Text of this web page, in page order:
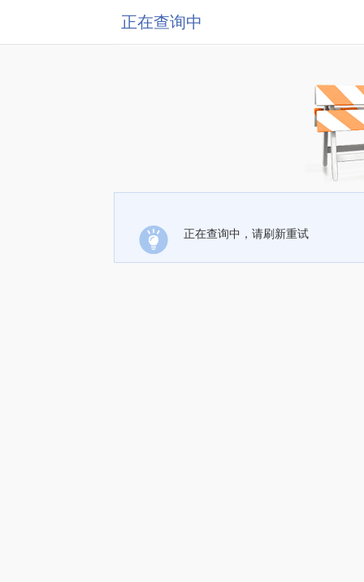
正在查询中
正在查询中，请刷新重试